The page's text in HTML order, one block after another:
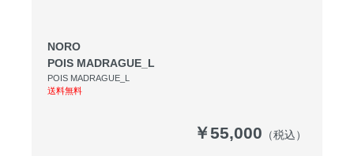
NORO
POIS MADRAGUE_L
POIS MADRAGUE_L
送料無料
￥55,000 （税込）